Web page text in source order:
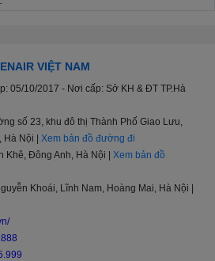
hiện phong cách cá nhân, phù hợp với
nhiều kích thước khác nhau 208l,
648l và 655 lít giúp người tiêu dùng
phù hợp với nhu cầu, tiếp xúc với
phân khúc tầm trung, trung - cao
Samsung chính hãng là 2 năm và
tại nhà.
VIỆT NAM
05/10/2017 - Nơi cấp: Sở KH & ĐT TP.Hà
số 23, khu đô thị Thành Phố Giao Lưu,
Hà Nội | Xem bản đồ đường đi
Khê, Đông Anh, Hà Nội | Xem bản đồ
Khoái, Lĩnh Nam, Hoàng Mai, Hà Nội |